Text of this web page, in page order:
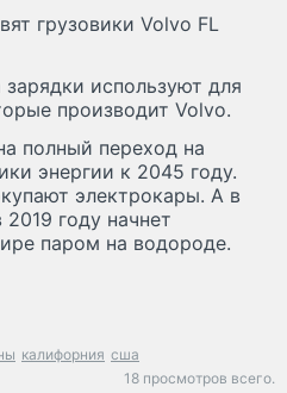
грузовики Volvo FL
используют для
производит Volvo.
полный переход на
энергии к 2045 году.
электрокары. А в
году начнет
паром на водороде.
калифорния сша
18 просмотров всего.